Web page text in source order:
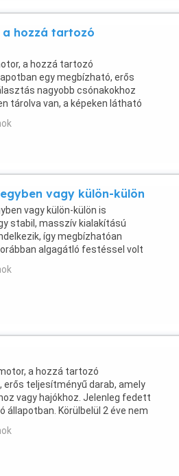
a hozzá tartozó
a hozzá tartozó
egy megbízható, erős
nagyobb csónakokhoz
tárolva van, a képeken látható
...
vagy külön-külön
vagy külön-külön is
stabil, masszív kialakítású
így megbízhatóan
algagátló festéssel volt
Oldalain ...
a hozzá tartozó
teljesítményű darab, amely
vagy hajókhoz. Jelenleg fedett
állapotban. Körülbelül 2 éve nem